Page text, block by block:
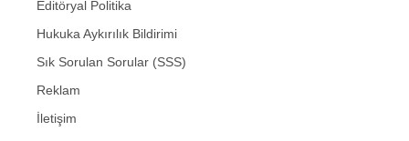
Editöryal Politika
Hukuka Aykırılık Bildirimi
Sık Sorulan Sorular (SSS)
Reklam
İletişim